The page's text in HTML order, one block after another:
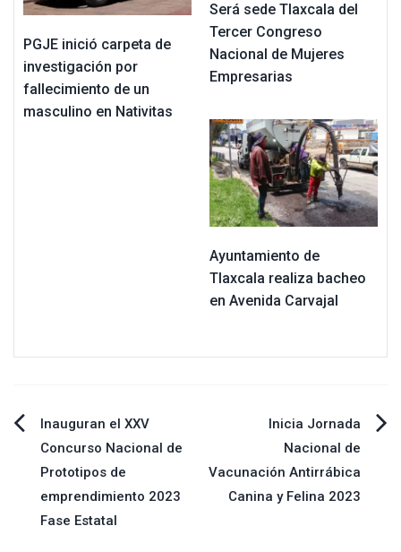
PGJE inició carpeta de
investigación por
fallecimiento de un
masculino en Nativitas
Será sede Tlaxcala del
Tercer Congreso
Nacional de Mujeres
Empresarias
Ayuntamiento de
Tlaxcala realiza bacheo
en Avenida Carvajal
Navegación
de
entradas
Inauguran el XXV
Concurso Nacional de
Prototipos de
emprendimiento 2023
Fase Estatal
Inicia Jornada
Nacional de
Vacunación Antirrábica
Canina y Felina 2023